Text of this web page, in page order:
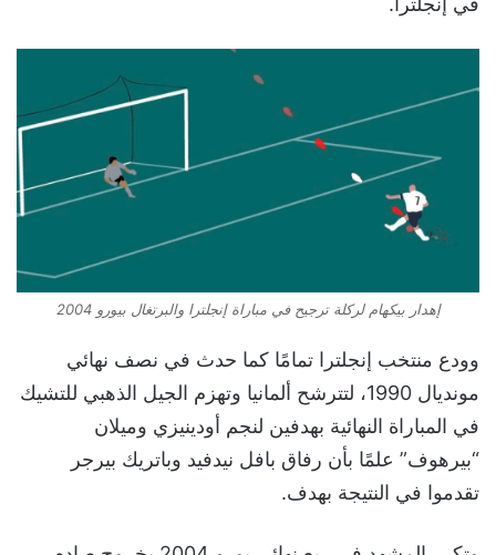
إهدار بيكهام لركلة ترجيح في مباراة إنجلترا والبرتغال بيورو 2004
وودع منتخب إنجلترا تمامًا كما حدث في نصف نهائي
مونديال 1990، لتترشح ألمانيا وتهزم الجيل الذهبي للتشيك
في المباراة النهائية بهدفين لنجم أودينيزي وميلان
“بيرهوف” علمًا بأن رفاق بافل نيدفيد وباتريك بيرجر
تقدموا في النتيجة بهدف.